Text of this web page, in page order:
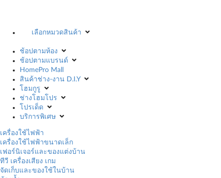
เลือกหมวดสินค้า
ช้อปตามห้อง
ช้อปตามแบรนด์
HomePro Mall
สินค้าช่าง-งาน D.I.Y
โฮมกูรู
ช่างโฮมโปร
โปรเด็ด
บริการพิเศษ
เครื่องใช้ไฟฟ้า
เครื่องใช้ไฟฟ้าขนาดเล็ก
เฟอร์นิเจอร์และของแต่งบ้าน
ทีวี เครื่องเสียง เกม
จัดเก็บและของใช้ในบ้าน